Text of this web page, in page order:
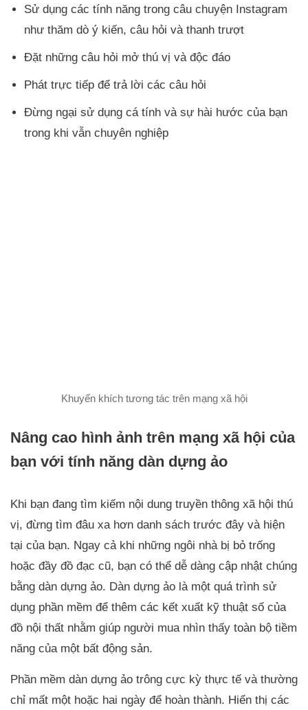
Sử dụng các tính năng trong câu chuyện Instagram
như thăm dò ý kiến, câu hỏi và thanh trượt
Đặt những câu hỏi mở thú vị và độc đáo
Phát trực tiếp để trả lời các câu hỏi
Đừng ngại sử dụng cá tính và sự hài hước của bạn
trong khi vẫn chuyên nghiệp
Khuyến khích tương tác trên mạng xã hội
Nâng cao hình ảnh trên mạng xã hội của
bạn với tính năng dàn dựng ảo
Khi bạn đang tìm kiếm nội dung truyền thông xã hội thú
vị, đừng tìm đâu xa hơn danh sách trước đây và hiện
tại của bạn. Ngay cả khi những ngôi nhà bị bỏ trống
hoặc đầy đồ đạc cũ, bạn có thể dễ dàng cập nhật chúng
bằng dàn dựng ảo. Dàn dựng ảo là một quá trình sử
dụng phần mềm để thêm các kết xuất kỹ thuật số của
đồ nội thất nhằm giúp người mua nhìn thấy toàn bộ tiềm
năng của một bất động sản.
Phần mềm dàn dựng ảo trông cực kỳ thực tế và thường
chỉ mất một hoặc hai ngày để hoàn thành. Hiển thị các